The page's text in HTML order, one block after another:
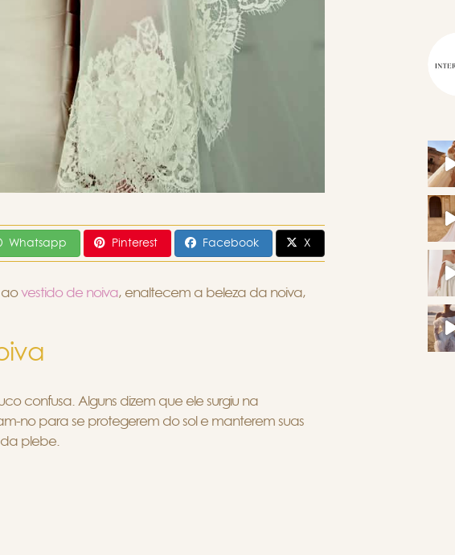
Whatsapp Pinterest Facebook X
aovestido de noiva, enaltecem a beleza da noiva,
confusa. Alguns dizem que ele surgiu na
no para se protegerem do sol e manterem suas
plebe.